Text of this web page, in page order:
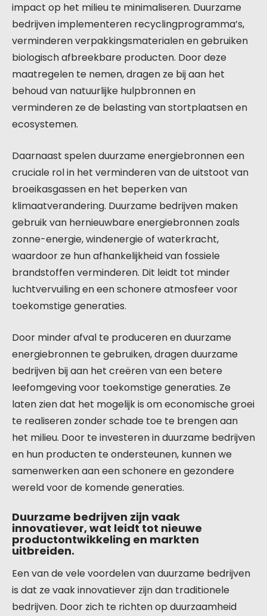
impact op het milieu te minimaliseren. Duurzame
bedrijven implementeren recyclingprogramma’s,
verminderen verpakkingsmaterialen en gebruiken
biologisch afbreekbare producten. Door deze
maatregelen te nemen, dragen ze bij aan het
behoud van natuurlijke hulpbronnen en
verminderen ze de belasting van stortplaatsen en
ecosystemen.
Daarnaast spelen duurzame energiebronnen een
cruciale rol in het verminderen van de uitstoot van
broeikasgassen en het beperken van
klimaatverandering. Duurzame bedrijven maken
gebruik van hernieuwbare energiebronnen zoals
zonne-energie, windenergie of waterkracht,
waardoor ze hun afhankelijkheid van fossiele
brandstoffen verminderen. Dit leidt tot minder
luchtvervuiling en een schonere atmosfeer voor
toekomstige generaties.
Door minder afval te produceren en duurzame
energiebronnen te gebruiken, dragen duurzame
bedrijven bij aan het creëren van een betere
leefomgeving voor toekomstige generaties. Ze
laten zien dat het mogelijk is om economische groei
te realiseren zonder schade toe te brengen aan
het milieu. Door te investeren in duurzame bedrijven
en hun producten te ondersteunen, kunnen we
samenwerken aan een schonere en gezondere
wereld voor de komende generaties.
Duurzame bedrijven zijn vaak
innovatiever, wat leidt tot nieuwe
productontwikkeling en markten
uitbreiden.
Een van de vele voordelen van duurzame bedrijven
is dat ze vaak innovatiever zijn dan traditionele
bedrijven. Door zich te richten op duurzaamheid